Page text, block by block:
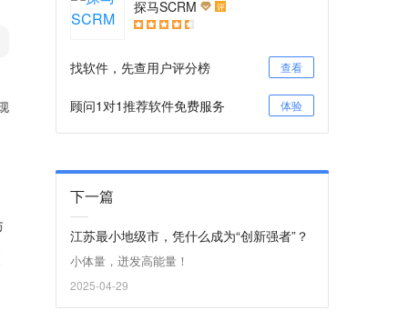
探马SCRM 评
找软件，先查用户评分榜 查看
顾问1对1推荐软件免费服务 体验
下一篇
江苏最小地级市，凭什么成为“创新强者”？
小体量，迸发高能量！
2025-04-29